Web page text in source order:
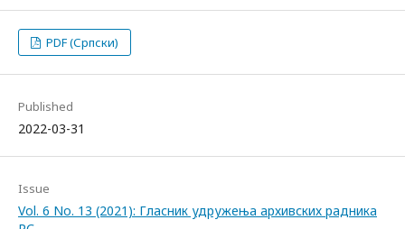
PDF (Српски)
Published
2022-03-31
Issue
Vol. 6 No. 13 (2021): Гласник удружења архивских радника